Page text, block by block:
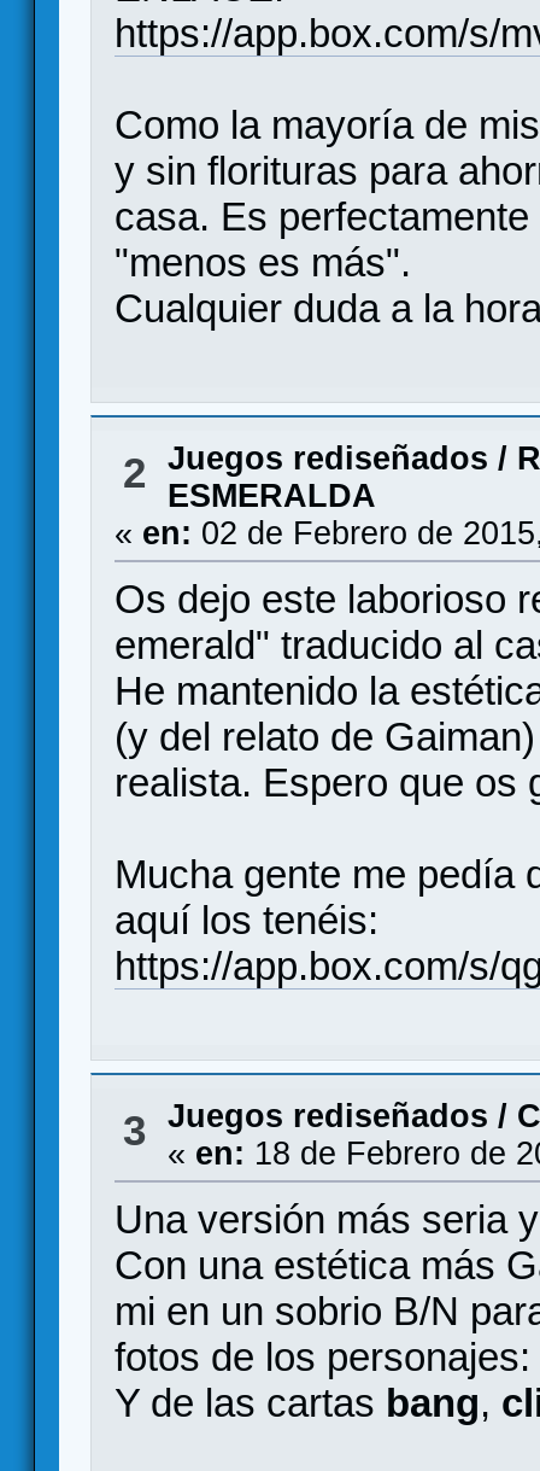
https://app.box.com/s/
Como la mayoría de
y sin florituras para
casa. Es
"menos es más".
Cualquier duda a la
2 Juegos rediseñados /
ESMERALDA
« en: 02 de Febrero de
Os dejo este laborioso
emerald" traducido al
He mantenido la
(y del relato de
realista. Espero que os
Mucha gente me pedía
aquí los tenéis:
https://app.box.com/s/
3 Juegos rediseñados /
« en: 18 de Febrero de
Una versión más seria
Con una estética más
mi en un sobrio B/N
fotos de los personajes:
Y de las cartas bang,